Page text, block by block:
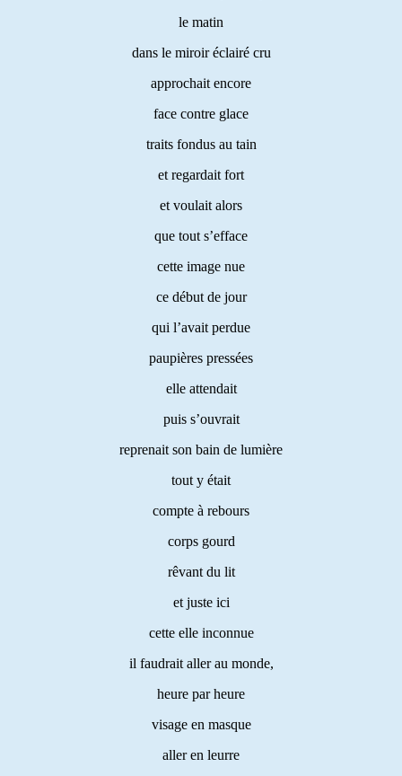
le matin
dans le miroir éclairé cru
approchait encore
face contre glace
traits fondus au tain
et regardait fort
et voulait alors
que tout s’efface
cette image nue
ce début de jour
qui l’avait perdue
paupières pressées
elle attendait
puis s’ouvrait
reprenait son bain de lumière
tout y était
compte à rebours
corps gourd
rêvant du lit
et juste ici
cette elle inconnue
il faudrait aller au monde,
heure par heure
visage en masque
aller en leurre